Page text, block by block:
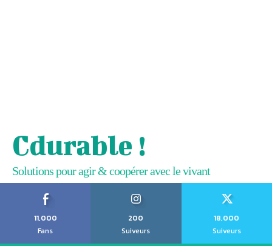
Cdurable !
Solutions pour agir & coopérer avec le vivant
11,000
Fans
200
Suiveurs
18,000
Suiveurs